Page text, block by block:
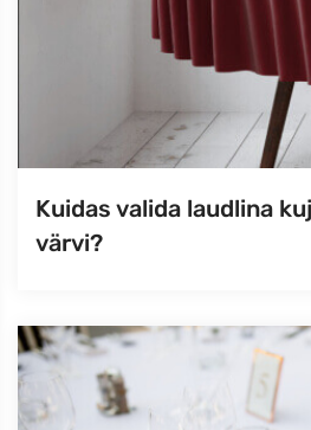
Kuidas valida laudlina
värvi?